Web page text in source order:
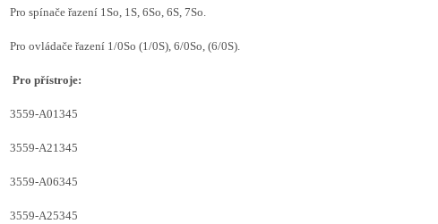
Pro spínače řazení 1So, 1S, 6So, 6S, 7So.
Pro ovládače řazení 1/0So (1/0S), 6/0So, (6/0S).
Pro přístroje:
3559-A01345
3559-A21345
3559-A06345
3559-A25345